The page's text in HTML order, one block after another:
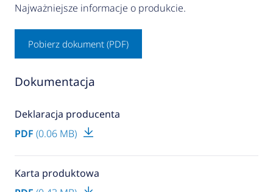
Najważniejsze informacje o produkcie.
Pobierz dokument (PDF)
Dokumentacja
Deklaracja producenta
PDF (0.06 MB)
Karta produktowa